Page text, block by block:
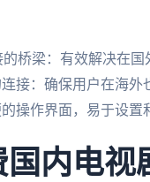
桥梁：有效解决在国
接：确保用户在海外
操作界面，易于设置
内电视